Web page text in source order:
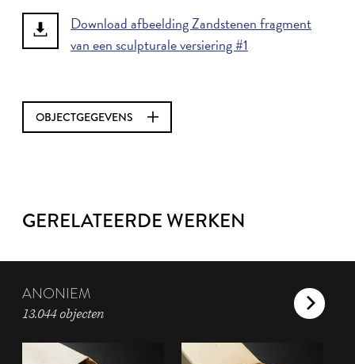
Download afbeelding Zandstenen fragment
van een sculpturale versiering #1
OBJECTGEGEVENS
GERELATEERDE WERKEN
ANONIEM
13.044 objecten